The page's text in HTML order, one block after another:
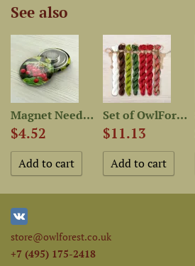
See also
Magnet Needle Minder...
$4.52
Set of OwlForest Hand-Dyed...
$11.13
store@owlforest.co.uk
+7 (495) 175-2418